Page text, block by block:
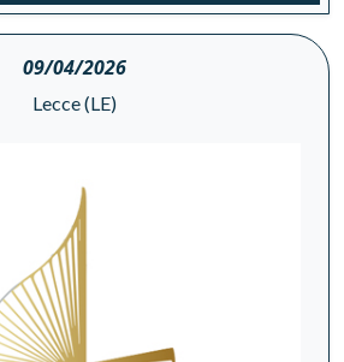
09/04/2026
Lecce (LE)